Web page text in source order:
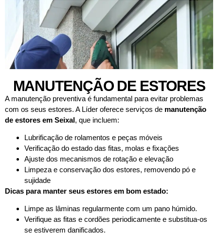
MANUTENÇÃO DE ESTORES
A manutenção preventiva é fundamental para evitar problemas
com os seus estores. A Líder oferece serviços de manutenção
de estores em Seixal, que incluem:
Lubrificação de rolamentos e peças móveis
Verificação do estado das fitas, molas e fixações
Ajuste dos mecanismos de rotação e elevação
Limpeza e conservação dos estores, removendo pó e
sujidade
Dicas para manter seus estores em bom estado:
Limpe as lâminas regularmente com um pano húmido.
Verifique as fitas e cordões periodicamente e substitua-os
se estiverem danificados.